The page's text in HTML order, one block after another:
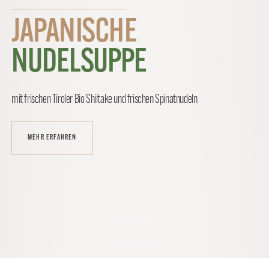
JAPANISCHE
NUDELSUPPE
mit frischen Tiroler Bio Shiitake und frischen Spinatnudeln
MEHR ERFAHREN